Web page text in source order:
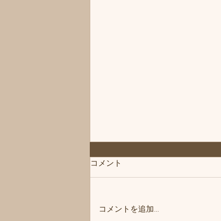
◆「お知らせ」練馬髪質改善
容院シフィ(sihui)
トメント＆ヘッドスパ練馬専門サ
ロン/練馬美容室、練馬美容院シ
コメント
コメントを追加…